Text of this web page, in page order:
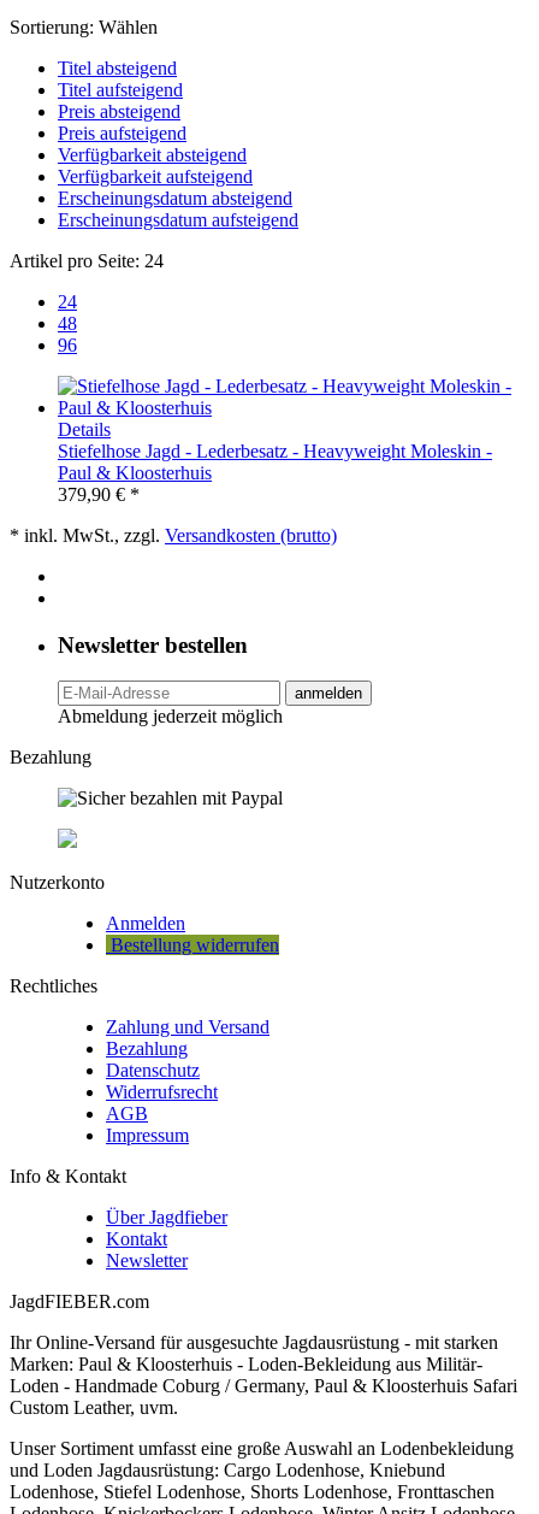
Sortierung: Wählen
Titel absteigend
Titel aufsteigend
Preis absteigend
Preis aufsteigend
Verfügbarkeit absteigend
Verfügbarkeit aufsteigend
Erscheinungsdatum absteigend
Erscheinungsdatum aufsteigend
Artikel pro Seite: 24
24
48
96
Details
Stiefelhose Jagd - Lederbesatz - Heavyweight Moleskin -
Paul & Kloosterhuis
379,90 € *
* inkl. MwSt., zzgl. Versandkosten (brutto)
Newsletter bestellen
anmelden
Abmeldung jederzeit möglich
Bezahlung
Nutzerkonto
Anmelden
Bestellung widerrufen
Rechtliches
Zahlung und Versand
Bezahlung
Datenschutz
Widerrufsrecht
AGB
Impressum
Info & Kontakt
Über Jagdfieber
Kontakt
Newsletter
JagdFIEBER.com
Ihr Online-Versand für ausgesuchte Jagdausrüstung - mit starken
Marken: Paul & Kloosterhuis - Loden-Bekleidung aus Militär-
Loden - Handmade Coburg / Germany, Paul & Kloosterhuis Safari
Custom Leather, uvm.
Unser Sortiment umfasst eine große Auswahl an Lodenbekleidung
und Loden Jagdausrüstung: Cargo Lodenhose, Kniebund
Lodenhose, Stiefel Lodenhose, Shorts Lodenhose, Fronttaschen